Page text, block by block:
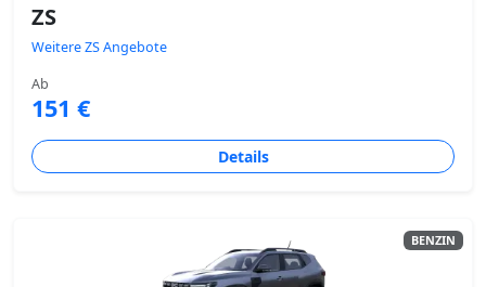
ZS
Weitere ZS Angebote
Ab
151 €
Details
BENZIN